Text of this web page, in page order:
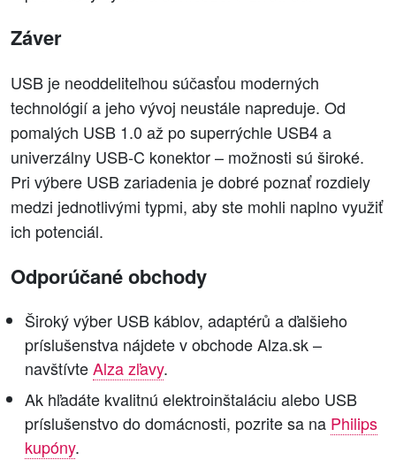
Záver
USB je neoddeliteľnou súčasťou moderných
technológií a jeho vývoj neustále napreduje. Od
pomalých USB 1.0 až po superrýchle USB4 a
univerzálny USB-C konektor – možnosti sú široké.
Pri výbere USB zariadenia je dobré poznať rozdiely
medzi jednotlivými typmi, aby ste mohli naplno využiť
ich potenciál.
Odporúčané obchody
Široký výber USB káblov, adaptérů a ďalšieho
príslušenstva nájdete v obchode Alza.sk –
navštívteAlza zľavy.
Ak hľadáte kvalitnú elektroinštaláciu alebo USB
príslušenstvo do domácnosti, pozrite sa na Philips
kupóny.